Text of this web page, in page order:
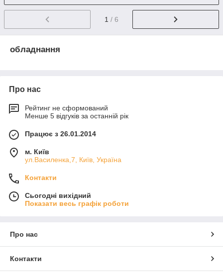
1 / 6
обладнання
Про нас
Рейтинг не сформований
Менше 5 відгуків за останній рік
Працює з 26.01.2014
м. Київ
ул.Василенка,7, Київ, Україна
Контакти
Сьогодні вихідний
Показати весь графік роботи
Про нас
Контакти